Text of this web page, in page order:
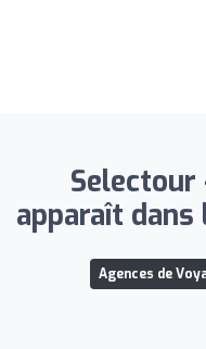
Selectour
apparaît
Agences de